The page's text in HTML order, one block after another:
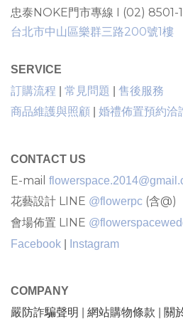
忠泰NOKE門市專線 I (02) 8501-
台北市中山區樂群三路200號1樓
SERVICE
訂購流程
常見問題 售後服務
商品維護與照顧 婚禮佈置預約洽
CONTACT US
E-mail
花藝設計 LINE @flowerpc (含@)
會場佈置 LINE
Facebook Instagram
COMPANY
嚴防詐騙聲明 網站購物條款 關